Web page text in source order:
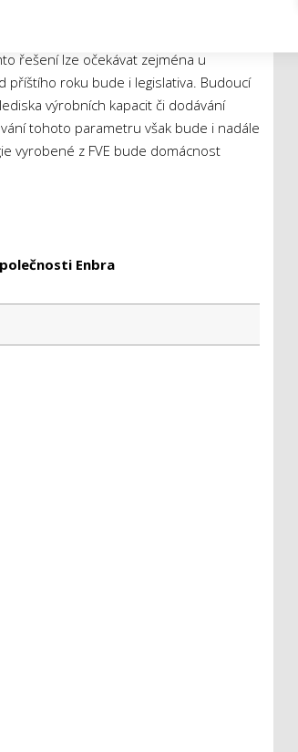
řešení lze očekávat zejména u
příštího roku bude i legislativa. Budoucí
výrobních kapacit či dodávání
tohoto parametru však bude i nadále
vyrobené z FVE bude domácnost
Enbra